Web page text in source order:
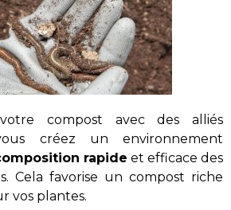
compost avec des alliés
créez un environnement
rapide et efficace des
Cela favorise un compost riche
vos plantes.